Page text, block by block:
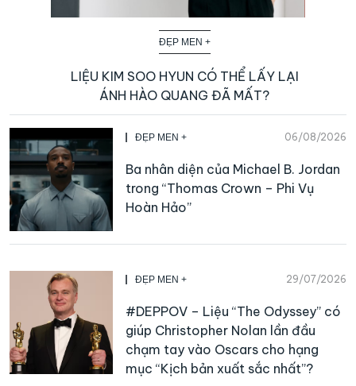
ĐẸP MEN +
LIỆU KIM SOO HYUN CÓ THỂ LẤY LẠI
ÁNH HÀO QUANG ĐÃ MẤT?
ĐẸP MEN + 06/08/2026
Ba nhân diện của Michael B. Jordan
trong “Thomas Crown – Phi Vụ
Hoàn Hảo”
ĐẸP MEN + 29/07/2026
#DEPPOV – Liệu “The Odyssey” có
giúp Christopher Nolan lần đầu
chạm tay vào Oscars cho hạng
mục “Kịch bản xuất sắc nhất”?